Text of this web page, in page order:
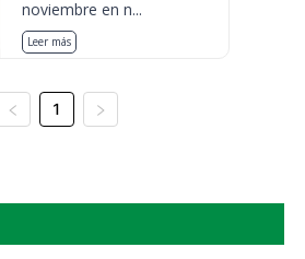
noviembre en n...
Leer más
1